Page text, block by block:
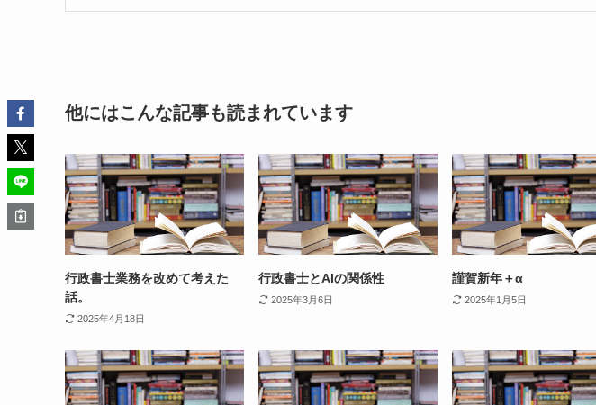
他にはこんな記事も読まれています
行政書士業務を改めて考えた
話。
2025年4月18日
行政書士とAIの関係性
2025年3月6日
謹賀新年＋α
2025年1月5日